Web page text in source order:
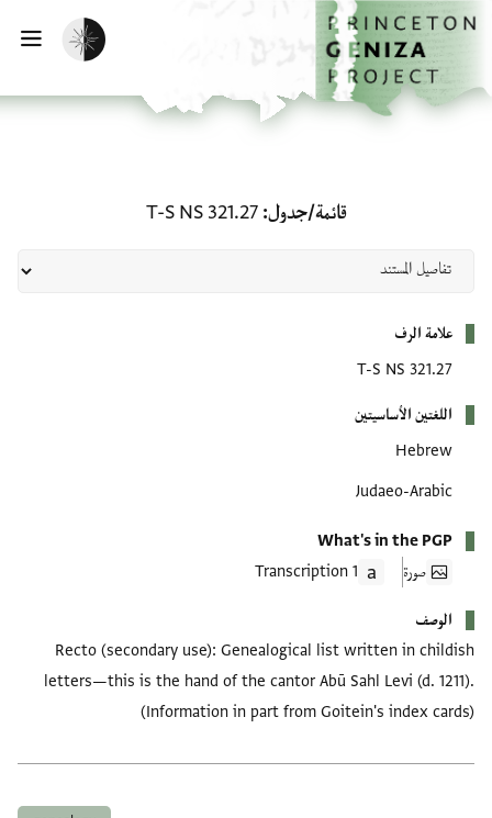
إلى المحتوى الرئيسي
الرئيسية
تفعيل الوضع المظلم
قائمة/جدول T-S NS 321.27
علامة الرف
T-S NS 321.27
اللغتين الأساسيتين
Hebrew
Judaeo-Arabic
What's in the PGP
صورة
1 Transcription
الوصف
Recto (secondary use): Genealogical list written in childish
letters—this is the hand of the cantor Abū Sahl Levi (d. 1211).
(Information in part from Goitein's index cards)